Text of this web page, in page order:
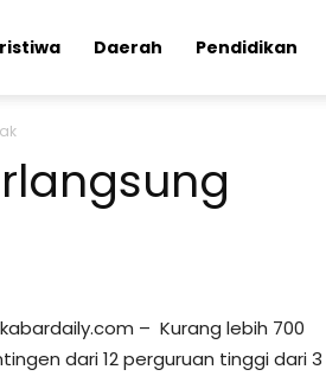
Daerah Pendidikan
– Kurang lebih 700
dari 12 perguruan tinggi dari 3